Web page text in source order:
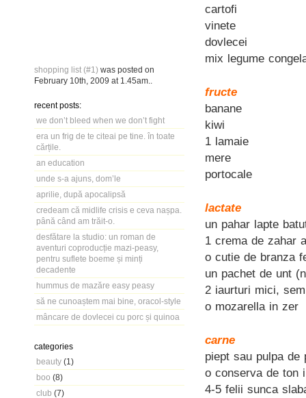
shopping list (#1) was posted on
February 10th, 2009 at 1.45am
recent posts:
we don’t bleed when we don’t fight
era un frig de te citeai pe tine. în toate
cărțile.
an education
unde s-a ajuns, dom’le
aprilie, după apocalipsă
credeam că midlife crisis e ceva nașpa.
până când am trăit-o.
desfătare la studio: un roman de
aventuri coproducție mazi-peasy,
pentru suflete boeme și minți
decadente
hummus de mazăre easy peasy
să ne cunoaștem mai bine, oracol-style
mâncare de dovlecei cu porc și quinoa
categories
beauty (1)
boo (8)
club (7)
cartofi
vinete
dovlecei
mix legume
fructe
banane
kiwi
1 lamaie
mere
portocale
lactate
un pahar lapte
1 crema de zahar
o cutie de branza
un pachet de unt
2 iaurturi mici,
o mozarella in zer
carne
piept sau pulpa
o conserva de ton
4-5 felii sunca